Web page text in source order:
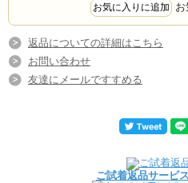
返品についての詳細はこちら
お問い合わせ
友達にメールですすめる
ご試着返品サービ